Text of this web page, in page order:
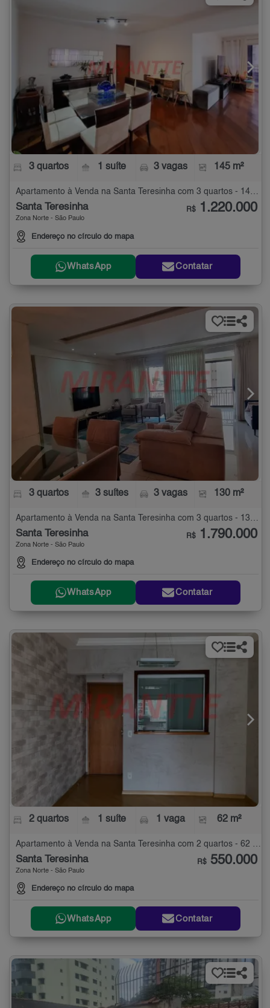
3 quartos 1 suíte 3 vagas 145 m²
Apartamento à Venda na Santa Teresinha com 3 quartos - 145 m²
Santa Teresinha
Zona Norte - São Paulo
Endereço no círculo do mapa
R$ 1.220.000
WhatsApp Contatar
3 quartos 3 suítes 3 vagas 130 m²
Santa Teresinha
Zona Norte - São Paulo
Endereço no círculo do mapa
R$ 1.790.000
WhatsApp Contatar
2 quartos 1 suíte 1 vaga 62 m²
Apartamento à Venda na Santa Teresinha com 2 quartos - 62 m²
Santa Teresinha
Zona Norte - São Paulo
Endereço no círculo do mapa
R$ 550.000
WhatsApp Contatar